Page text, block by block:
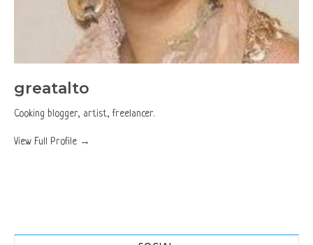
greatalto
Cooking blogger, artist, freelancer.
View Full Profile →